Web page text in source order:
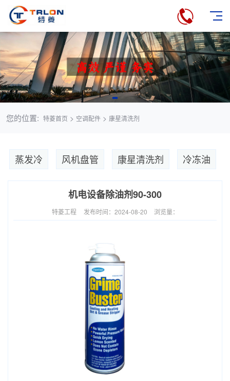
您的位置: 特菱首页 > 空调配件> 康星清洗剂
蒸发冷 风机盘管 康星清洗剂 冷冻油
机电设备除油剂90-300
特菱工程 发布时间：2024-08-20 浏览量：